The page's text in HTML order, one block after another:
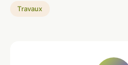
Travaux